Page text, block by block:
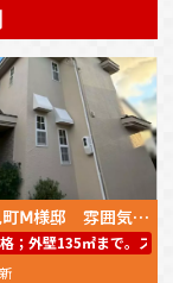
－IR59.8万円～（工事
明石市二見町Ⅿ様邸 雰囲気を変えない外壁塗装で新築のような外観を取り戻した施工事例 2025年11月完工
；外壁135㎡まで。ス